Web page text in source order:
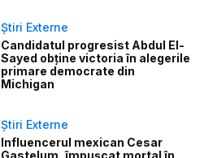
Știri Externe
Candidatul progresist Abdul El-
Sayed obține victoria în alegerile
primare democrate din
Michigan
Știri Externe
Influencerul mexican Cesar